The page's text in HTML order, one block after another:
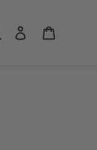
RechercherSe connecter